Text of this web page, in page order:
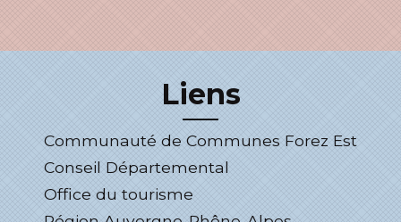
Liens
Communauté de Communes Forez Est
Conseil Départemental
Office du tourisme